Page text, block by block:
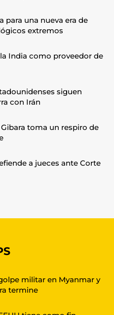
para una nueva era de
extremos
India como proveedor de
siguen
con Irán
toma un respiro de
a jueces ante Corte
militar en Myanmar y
termine